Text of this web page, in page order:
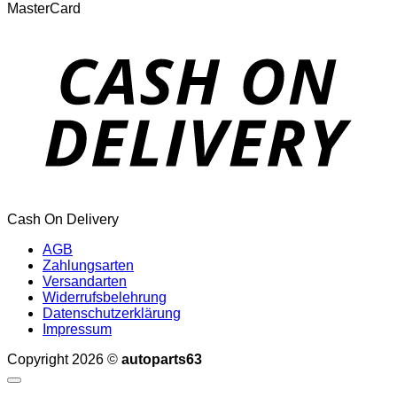
MasterCard
Cash On Delivery
AGB
Zahlungsarten
Versandarten
Widerrufsbelehrung
Datenschutzerklärung
Impressum
Copyright 2026 © autoparts63